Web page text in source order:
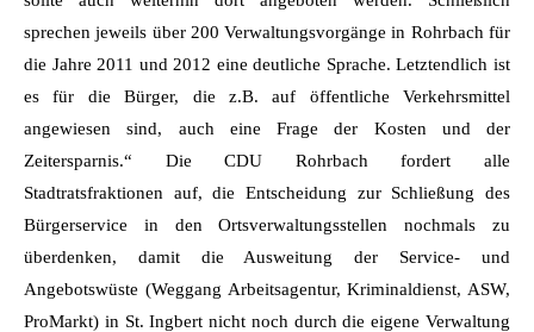
sprechen jeweils über 200 Verwaltungsvorgänge in Rohrbach für
die Jahre 2011 und 2012 eine deutliche Sprache. Letztendlich ist
es für die Bürger, die z.B. auf öffentliche Verkehrsmittel
angewiesen sind, auch eine Frage der Kosten und der
Zeitersparnis.“ Die CDU Rohrbach fordert alle
Stadtratsfraktionen auf, die Entscheidung zur Schließung des
Bürgerservice in den Ortsverwaltungsstellen nochmals zu
überdenken, damit die Ausweitung der Service- und
Angebotswüste (Weggang Arbeitsagentur, Kriminaldienst, ASW,
ProMarkt) in St. Ingbert nicht noch durch die eigene Verwaltung